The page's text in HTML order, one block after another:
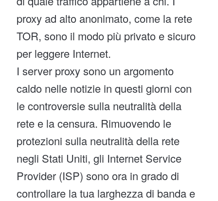
proxy ad alto anonimato, come la rete
TOR, sono il modo più privato e sicuro
per leggere Internet.
I server proxy sono un argomento
caldo nelle notizie in questi giorni con
le controversie sulla neutralità della
rete e la censura. Rimuovendo le
protezioni sulla neutralità della rete
negli Stati Uniti, gli Internet Service
Provider (ISP) sono ora in grado di
controllare la tua larghezza di banda e